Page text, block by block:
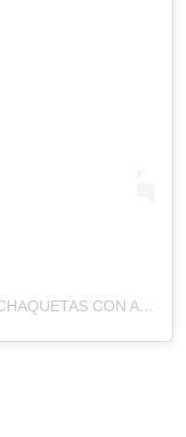
A post shared by CHOTA13FASHION- CHAQUETAS CON ARTE. (@chota13fashion)